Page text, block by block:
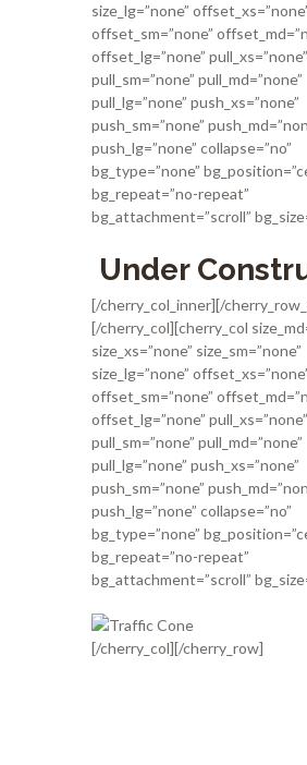
size_lg=”none”
offset_sm=”none”
offset_lg=”none” pull_xs=”none”
pull_sm=”none” pull_md=”none”
pull_lg=”none” push_xs=”none”
push_sm=”none”
push_lg=”none” collapse=”no”
bg_type=”none”
bg_repeat=”no-repeat”
bg_attachment=”scroll”
Under
[/cherry_col_inner][/
[/cherry_col][cherry_col
size_xs=”none” size_sm=”none”
size_lg=”none”
offset_sm=”none”
offset_lg=”none” pull_xs=”none”
pull_sm=”none” pull_md=”none”
pull_lg=”none” push_xs=”none”
push_sm=”none”
push_lg=”none” collapse=”no”
bg_type=”none”
bg_repeat=”no-repeat”
bg_attachment=”scroll”
[/cherry_col][/cherry_row]